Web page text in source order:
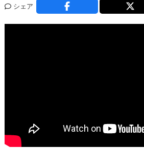
シェア